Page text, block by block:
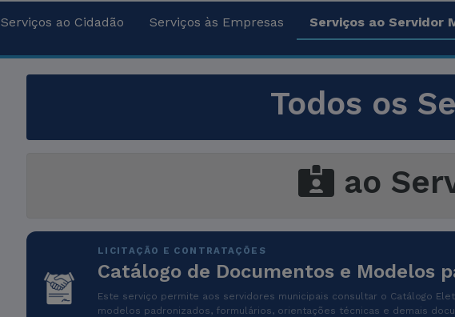
Serviços ao Cidadão Serviços às Empresas Serviços ao Servidor
Todos os
ao
LICITAÇÃO E CONTRATAÇÕES
Catálogo de Documentos e Modelos
Este serviço permite aos servidores municipais consultar o Catálogo
modelos padronizados, formulários, orientações técnicas e demais